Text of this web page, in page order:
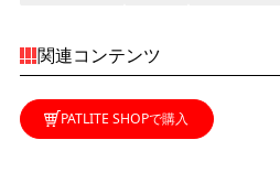
関連コンテンツ
PATLITE SHOPで購入